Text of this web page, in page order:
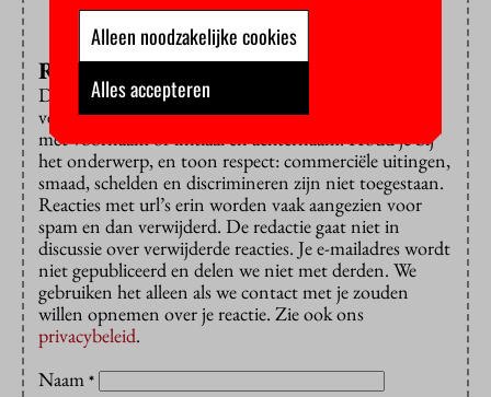
Reageren?
Dat is alleen mogelijk met een e-mailadres dat is
verbonden aan de VU. Reacties worden gepubliceerd
met voornaam of initiaal en achternaam. Houd je bij
het onderwerp, en toon respect: commerciële uitingen,
smaad, schelden en discrimineren zijn niet toegestaan.
Reacties met url’s erin worden vaak aangezien voor
spam en dan verwijderd. De redactie gaat niet in
discussie over verwijderde reacties. Je e-mailadres wordt
niet gepubliceerd en delen we niet met derden. We
gebruiken het alleen als we contact met je zouden
willen opnemen over je reactie. Zie ook ons
privacybeleid.
Naam *
Alleen noodzakelijke cookies
Alles accepteren